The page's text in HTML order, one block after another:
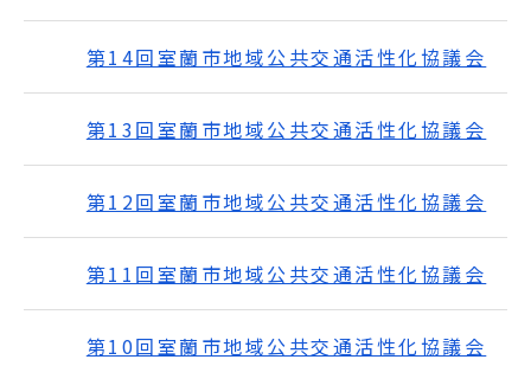
第14回室蘭市地域公共交通活性化協議会
第13回室蘭市地域公共交通活性化協議会
第12回室蘭市地域公共交通活性化協議会
第11回室蘭市地域公共交通活性化協議会
第10回室蘭市地域公共交通活性化協議会